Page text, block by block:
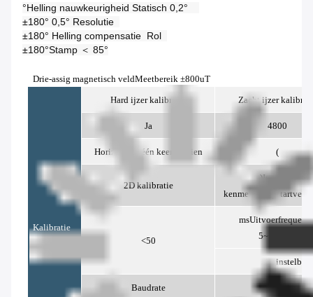
°Helling nauwkeurigheid Statisch 0,2°
±180° 0,5° Resolutie
±180° Helling compensatie Rol
±180°Stamp ＜ 85°
Drie-assig magnetisch veldMeetbereik±800uT
Kalibratie
Hard ijzer kalibratie Zacht ijzer
Ja 4800
Horizontaal één keer draaien (
2D kalibratie
)Interface
kenmerken
<50
ms
5~100Hz(
Baudrate 4800